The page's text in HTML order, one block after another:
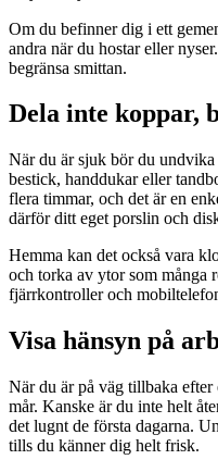
Om du befinner dig i ett
andra när du hostar eller
begränsa smittan.
Dela inte koppar,
När du är sjuk bör du undvika
bestick, handdukar eller
flera timmar, och det är en
därför ditt eget porslin och
Hemma kan det också vara
och torka av ytor som många
fjärrkontroller och
Visa hänsyn på
När du är på väg tillbaka
mår. Kanske är du inte helt
det lugnt de första dagarna.
tills du känner dig helt frisk.